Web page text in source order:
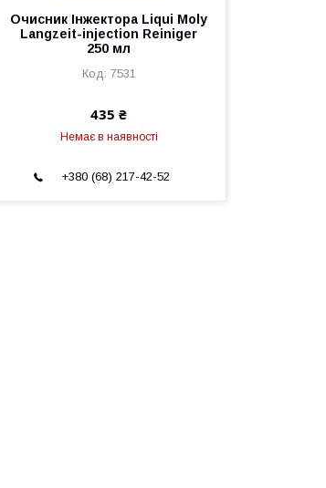
Очисник Інжектора Liqui Moly
Langzeit-injection Reiniger
250 мл
7531
435 ₴
Немає в наявності
+380 (68) 217-42-52